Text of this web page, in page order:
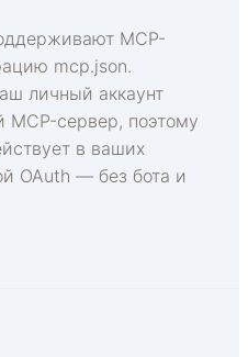
MCP-
mcp.json.
личный аккаунт
сервер, поэтому
в ваших
OAuth — без бота и